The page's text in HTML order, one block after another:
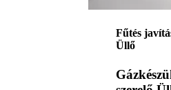
Fűtés
Üllő